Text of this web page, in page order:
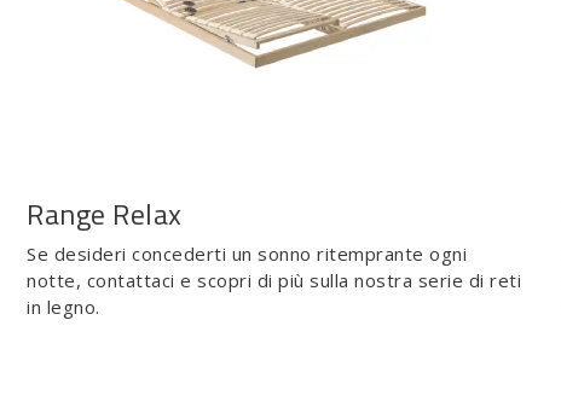
Range Relax
Se desideri concederti un sonno ritemprante ogni
notte, contattaci e scopri di più sulla nostra serie di reti
in legno.